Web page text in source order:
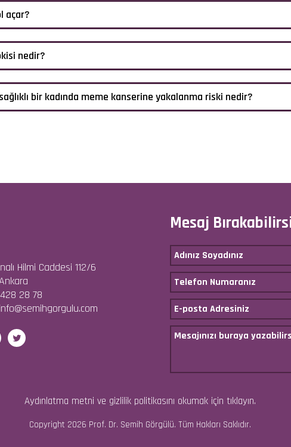
açar?
nedir?
bir kadında meme kanserine yakalanma riski nedir?
Hilmi Caddesi 112/6
28 78
info@semihgorgulu.com
Mesaj
Aydınlatma metni ve gizlilik politikasını okumak için tıklayın.
Copyright 2026 Prof. Dr. Semih Görgülü. Tüm Hakları Saklıdır.